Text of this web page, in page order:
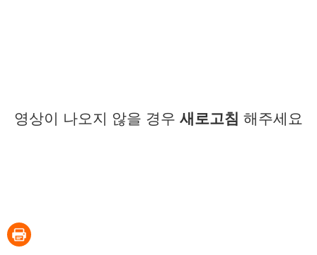
영상이 나오지 않을 경우 새로고침 해주세요